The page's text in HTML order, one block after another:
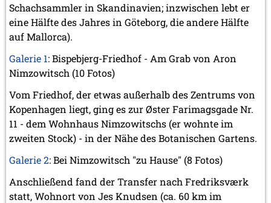
Schachsammler in Skandinavien; inzwischen lebt er
eine Hälfte des Jahres in Göteborg, die andere Hälfte
auf Mallorca).
Galerie 1: Bispebjerg-Friedhof - Am Grab von Aron
Nimzowitsch (10 Fotos)
Vom Friedhof, der etwas außerhalb des Zentrums von
Kopenhagen liegt, ging es zur Øster Farimagsgade Nr.
11 - dem Wohnhaus Nimzowitschs (er wohnte im
zweiten Stock) - in der Nähe des Botanischen Gartens.
Galerie 2: Bei Nimzowitsch "zu Hause" (8 Fotos)
Anschließend fand der Transfer nach Fredriksværk
statt, Wohnort von Jes Knudsen (ca. 60 km im